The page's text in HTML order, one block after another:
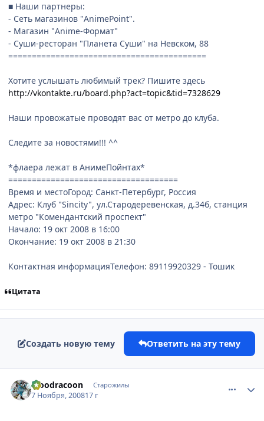
■ Наши партнеры:
- Сеть магазинов "AnimePoint".
- Магазин "Anime-Формат"
- Суши-ресторан "Планета Суши" на Невском, 88
==========================================
Хотите услышать любимый трек? Пишите здесь
http://vkontakte.ru/board.php?act=topic&tid=7328629
Наши провожатые проводят вас от метро до клуба.
Следите за новостями!!! ^^
*флаера лежат в АнимеПойнтах*
====================================
Время и местоГород: Санкт-Петербург, Россия
Адрес: Клуб "Sincity", ул.Стародеревенская, д.34б, станция
метро "Комендантский проспект"
Начало: 19 окт 2008 в 16:00
Окончание: 19 окт 2008 в 21:30
Контактная информацияТелефон: 89119920329 - Тошик
Цитата
Создать новую тему Ответить на эту тему
bloodracoon Старожилы
7 Ноября, 200817 г